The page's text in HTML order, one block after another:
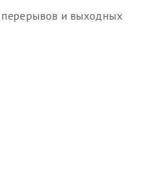
и выходных